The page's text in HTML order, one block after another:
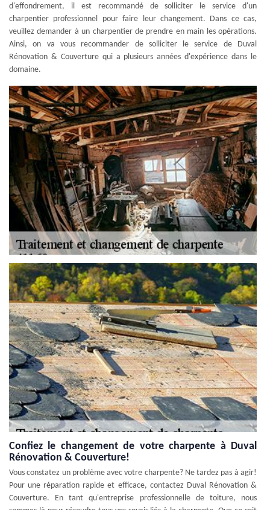
d'effondrement, il est recommandé de solliciter le service d'un
charpentier professionnel pour faire leur changement. Dans ce cas,
veuillez demander à un charpentier de prendre en main les opérations.
Ainsi, on va vous recommander de solliciter le service de Duval
Rénovation & Couverture qui a plusieurs années d'expérience dans le
domaine.
Confiez le changement de votre charpente à Duval
Rénovation & Couverture!
Vous constatez un problème avec votre charpente? Ne tardez pas à agir!
Pour une réparation rapide et efficace, contactez Duval Rénovation &
Couverture. En tant qu'entreprise professionnelle de toiture, nous